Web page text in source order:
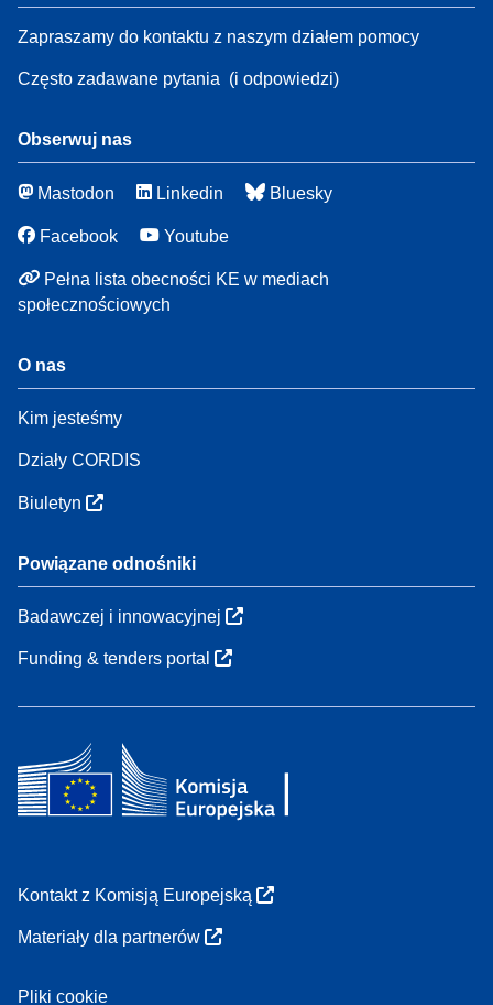
Zapraszamy do kontaktu z naszym działem pomocy
Często zadawane pytania (i odpowiedzi)
Obserwuj nas
Mastodon Linkedin Bluesky
Facebook Youtube
Pełna lista obecności KE w mediach
społecznościowych
O nas
Kim jesteśmy
Działy CORDIS
Biuletyn
Powiązane odnośniki
Badawczej i innowacyjnej
Funding & tenders portal
Kontakt z Komisją Europejską
Materiały dla partnerów
Pliki cookie